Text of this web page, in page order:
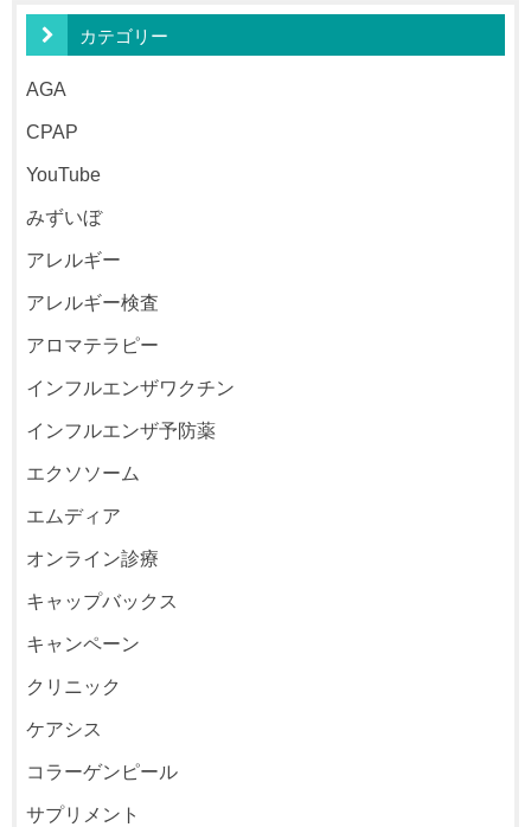
カテゴリー
AGA
CPAP
YouTube
みずいぼ
アレルギー
アレルギー検査
アロマテラピー
インフルエンザワクチン
インフルエンザ予防薬
エクソソーム
エムディア
オンライン診療
キャップバックス
キャンペーン
クリニック
ケアシス
コラーゲンピール
サプリメント